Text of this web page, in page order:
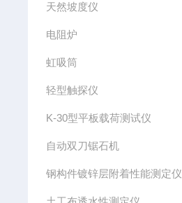
天然坡度仪
电阻炉
虹吸筒
轻型触探仪
K-30型平板载荷测试仪
自动双刀锯石机
钢构件镀锌层附着性能测定仪